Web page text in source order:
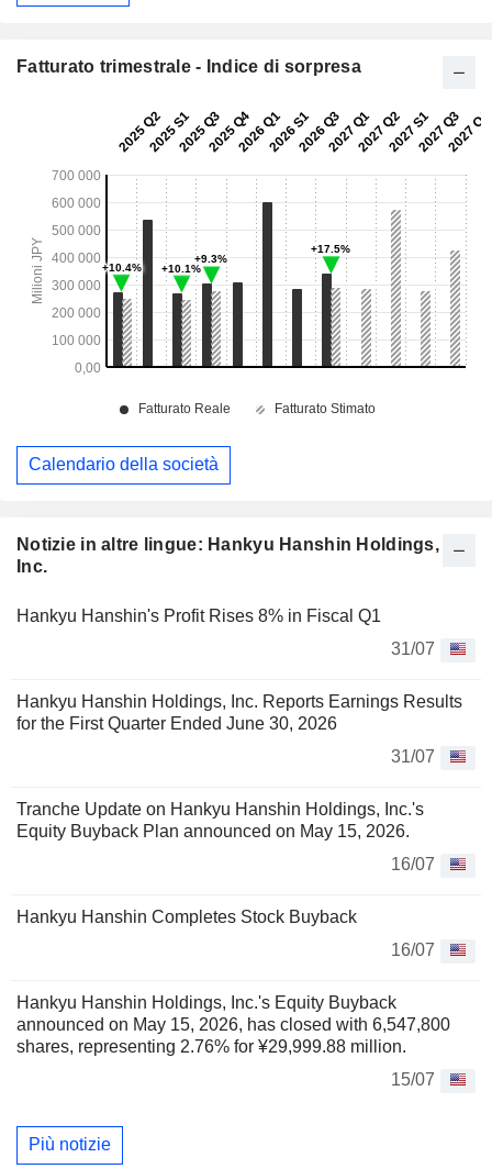
Notizie in altre lingue: Hankyu Hanshin Holdings,
Inc.
Hankyu Hanshin's Profit Rises 8% in Fiscal Q1
31/07
Hankyu Hanshin Holdings, Inc. Reports Earnings Results
for the First Quarter Ended June 30, 2026
31/07
Tranche Update on Hankyu Hanshin Holdings, Inc.'s
Equity Buyback Plan announced on May 15, 2026.
16/07
Hankyu Hanshin Completes Stock Buyback
16/07
Hankyu Hanshin Holdings, Inc.'s Equity Buyback
announced on May 15, 2026, has closed with 6,547,800
shares, representing 2.76% for ¥29,999.88 million.
15/07
Più notizie
Fatturato trimestrale - Indice di sorpresa
Calendario della società